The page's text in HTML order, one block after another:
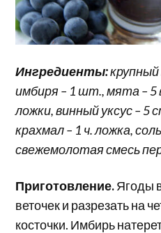
Ингредиенты:крупный
имбиря – 1 шт., мята – 5
ложки, винный уксус – 5
крахмал – 1 ч. ложка,
свежемолотая смесь
Приготовление.Ягоды
веточек и разрезать на
косточки. Имбирь